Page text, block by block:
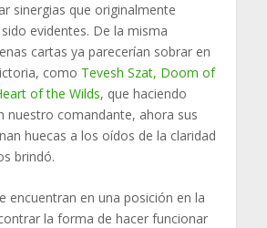
sinergias que originalmente
evidentes. De la misma
cartas ya parecerían sobrar en
como Tevesh Szat, Doom of
of the Wilds, que haciendo
nuestro comandante, ahora sus
huecas a los oídos de la claridad
brindó.
encuentran en una posición en la
la forma de hacer funcionar